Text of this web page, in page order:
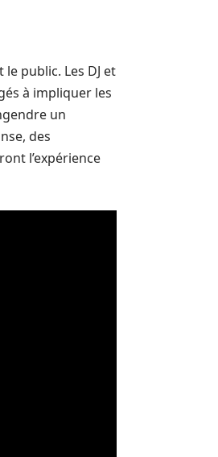
public. Les DJ et
à impliquer les
un
des
l’expérience